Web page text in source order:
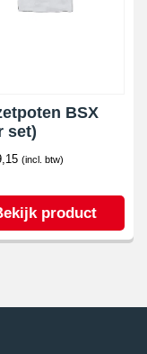
BSX
set)
(incl. btw)
product